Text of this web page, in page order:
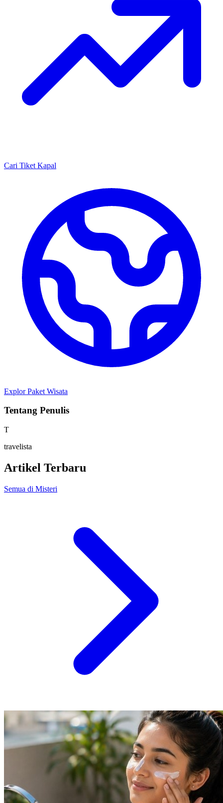
Cari Tiket Kapal
Explor Paket Wisata
Tentang Penulis
T
travelista
Artikel Terbaru
Semua di Misteri